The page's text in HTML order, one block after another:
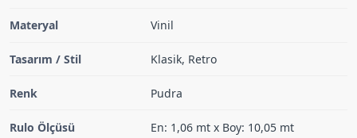
Materyal Vinil
Tasarım / Stil Klasik, Retro
Renk Pudra
Rulo Ölçüsü En: 1,06 mt x Boy: 10,05 mt